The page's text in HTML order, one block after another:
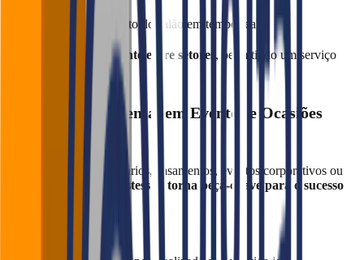
Atualiza o andamento do salão em tempo real.
Ela funciona como ponte entre setores , permitindo um serviço
mais integrado e ágil.
🛎️ Papel Fundamental em Eventos e Ocasiões
Em datas como aniversários, casamentos, eventos corporativos ou
confraternizações, a hostess se torna peça-chave para o sucesso